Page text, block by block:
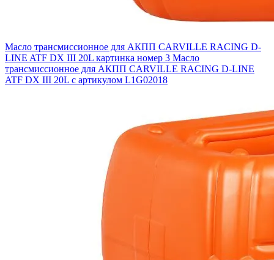
Масло трансмиссионное для АКПП CARVILLE RACING D-
LINE ATF DX III 20L картинка номер 3 Масло
трансмиссионное для АКПП CARVILLE RACING D-LINE
ATF DX III 20L с артикулом L1G02018